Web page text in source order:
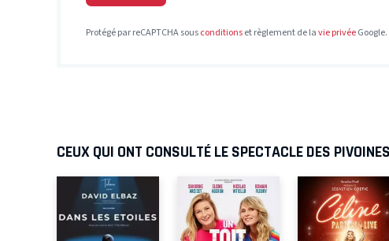
Protégé par reCAPTCHA sousconditionset règlement de lavie privéeGoogle.
CEUX QUI ONT CONSULTÉ LE SPECTACLE DES